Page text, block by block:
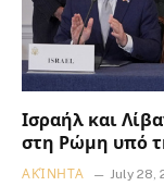
Ισραήλ και
στη Ρώμη υπό
ΑΚΊΝΗΤΑ July 28,